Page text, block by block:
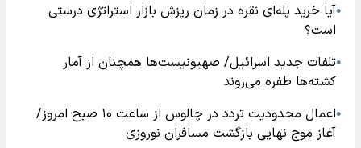
●آیا خرید پله‌ای نقره در زمان ریزش بازار استراتژی درستی
است؟
●تلفات جدید اسرائیل/ صهیونیست‌ها همچنان از آمار
کشته‌ها طفره می‌روند
●
اعمال محدودیت تردد در چالوس از ساعت ۱۰ صبح امروز/
آغاز موج نهایی بازگشت مسافران نوروزی